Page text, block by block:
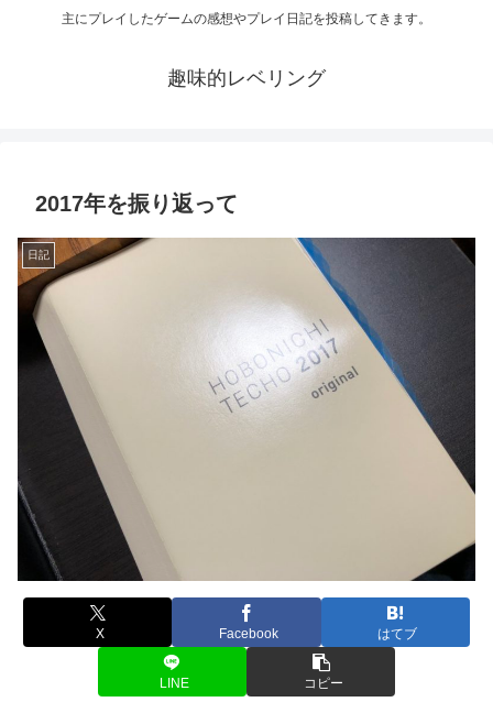
主にプレイしたゲームの感想やプレイ日記を投稿してきます。
趣味的レベリング
2017年を振り返って
日記
X Facebook はてブ
LINE コピー